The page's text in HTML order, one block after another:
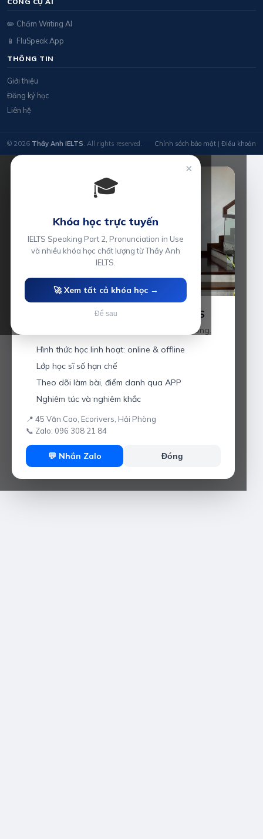
✏️ Chấm Writing AI
📱 FluSpeak App
THÔNG TIN
Giới thiệu
Đăng ký học
Liên hệ
© 2026 Thầy Anh IELTS. All rights reserved. Chính sách bảo mật | Điều khoản
Luyện thi IELTS cùng Thầy Anh IELTS
Giáo viên hơn 10 năm kinh nghiệm tại Hải Phòng.
Hình thức học linh hoạt: online & offline
Lớp học sĩ số hạn chế
Theo dõi làm bài, điểm danh qua APP
Nghiêm túc và nghiêm khắc
📍 45 Văn Cao, Ecorivers, Hải Phòng
📞 Zalo: 096 308 21 84
💬 Nhắn Zalo Đóng
×
🎓
Khóa học trực tuyến
IELTS Speaking Part 2, Pronunciation in Use
và nhiều khóa học chất lượng từ Thầy Anh
IELTS.
🚀 Xem tất cả khóa học →
Để sau